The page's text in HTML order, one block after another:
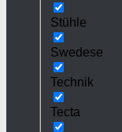
Stühle
Swedese
Technik
Tecta